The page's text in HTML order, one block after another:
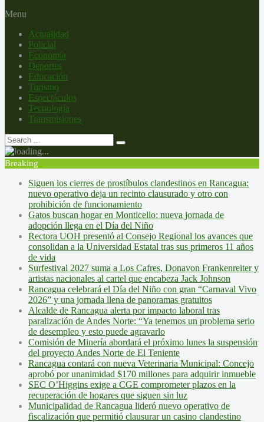
Menu
Actualidad
Policial
Economía
Deportes
Educación
Turismo
Espectáculos
Tecnología
Transmisiones
Breaking
Siguen los cierres de prostíbulos clandestinos en Rancagua:
nuevo operativo deja un recinto clausurado y otro con
prohibición de funcionamiento
Gatos buscan hogar en Monticello: nueva jornada de
adopción llega en el Día del Niño
Rectora UOH presentó al Consejo Regional los avances que
consolidan a la Universidad Estatal tras sus primeros 11 años
de vida
Surfestival 2027 suma a Los Cafres, Donavon Frankenreiter y
artistas nacionales al cartel que encabeza Jack Johnson
Rancagua celebrará el Día del Niño con gran “Carnaval Vivo
2026” y una jornada llena de panoramas gratuitos
Alcalde de Rancagua alerta por impacto laboral tras
paralización de Andes Norte: “Ya tenemos un problema serio
de desempleo y esto puede agravarlo
Comisión de Minería abordará el próximo lunes la suspensión
del proyecto Andes Norte de El Teniente
Rancagua contará con nueva Veterinaria Municipal: Concejo
aprobó por unanimidad $170 millones para adquirir inmueble
SEC O’Higgins exige a CGE comprometer plazos en la
recuperación de hogares que siguen sin luz
Municipalidad de Rancagua lideró nuevo operativo de
fiscalización que permitió clausurar un casino clandestino